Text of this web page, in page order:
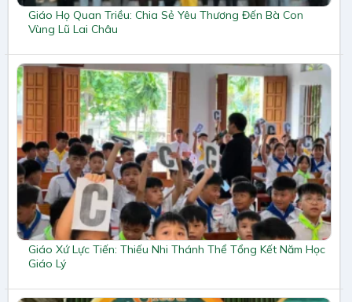
Giáo Họ Quan Triều: Chia Sẻ Yêu Thương Đến Bà Con
Vùng Lũ Lai Châu
Giáo Xứ Lực Tiến: Thiếu Nhi Thánh Thể Tổng Kết Năm Học
Giáo Lý